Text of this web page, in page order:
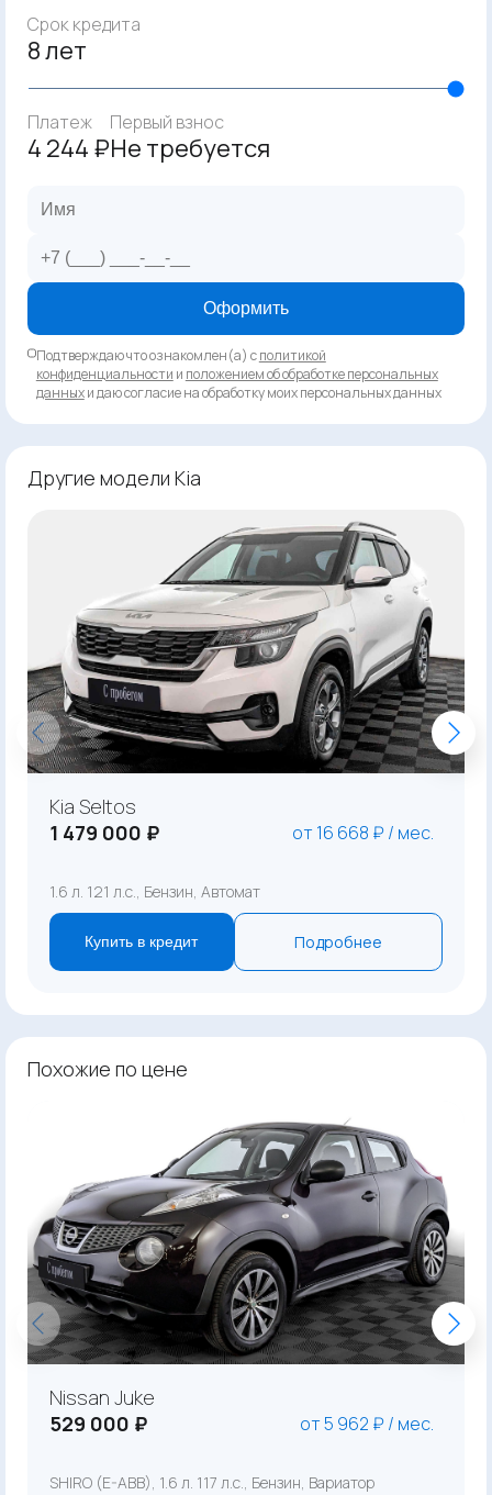
Срок кредита
8 лет
Платеж
4 244 ₽
Первый взнос
Не требуется
Оформить
Подтверждаю что ознакомлен(а) сполитикой
конфиденциальности и положением об обработке персональных
данныхи даю согласие на обработку моих персональных данных
Другие модели Kia
Kia Seltos
1 479 000 ₽
от 16 668 ₽ / мес.
1.6 л. 121 л.с., Бензин, Автомат
Купить в кредит Подробнее
Похожие по цене
Nissan Juke
529 000 ₽
от 5 962 ₽ / мес.
SHIRO (E-ABB), 1.6 л. 117 л.с., Бензин, Вариатор